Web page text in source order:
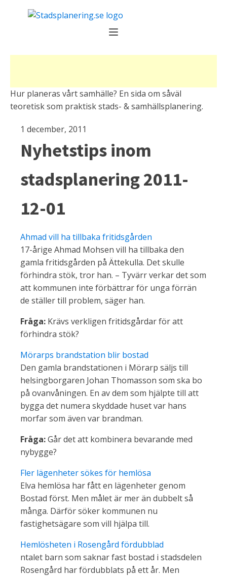
Hur planeras vårt samhälle? En sida om såväl
teoretisk som praktisk stads- & samhällsplanering.
1 december, 2011
Nyhetstips inom
stadsplanering 2011-
12-01
Ahmad vill ha tillbaka fritidsgården
17-årige Ahmad Mohsen vill ha tillbaka den
gamla fritidsgården på Ättekulla. Det skulle
förhindra stök, tror han. – Tyvärr verkar det som
att kommunen inte förbättrar för unga förrän
de ställer till problem, säger han.
Fråga: Krävs verkligen fritidsgårdar för att
förhindra stök?
Mörarps brandstation blir bostad
Den gamla brandstationen i Mörarp säljs till
helsingborgaren Johan Thomasson som ska bo
på ovanvåningen. En av dem som hjälpte till att
bygga det numera skyddade huset var hans
morfar som även var brandman.
Fråga:Går det att kombinera bevarande med
nybygge?
Fler lägenheter sökes för hemlösa
Elva hemlösa har fått en lägenheter genom
Bostad först. Men målet är mer än dubbelt så
många. Därför söker kommunen nu
fastighetsägare som vill hjälpa till.
Hemlösheten i Rosengård fördubblad
ntalet barn som saknar fast bostad i stadsdelen
Rosengård har fördubblats på ett år. Men